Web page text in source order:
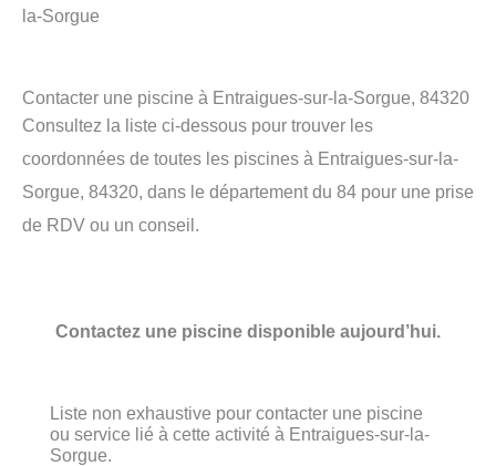
la-Sorgue
Contacter une piscine à Entraigues-sur-la-Sorgue, 84320
Consultez la liste ci-dessous pour trouver les
coordonnées de toutes les piscines à Entraigues-sur-la-
Sorgue, 84320, dans le département du 84 pour une prise
de RDV ou un conseil.
Contactez une piscine disponible aujourd’hui.
Liste non exhaustive pour contacter une piscine
ou service lié à cette activité à Entraigues-sur-la-
Sorgue.